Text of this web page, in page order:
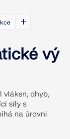
vý
vláken, ohyb,
síly s
na úrovni